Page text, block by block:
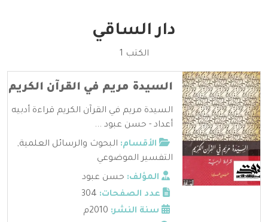
دار الساقي
الكتب 1
السيدة مريم في القرآن الكريم
السيدة مريم في القرآن الكريم قراءة أدبيه
أعداد - حسن عبود ...
الأقسام: البحوث والرسائل العلمية,
التفسير الموضوعي
المؤلف: حسن عبود
عدد الصفحات:
سنة النشر: